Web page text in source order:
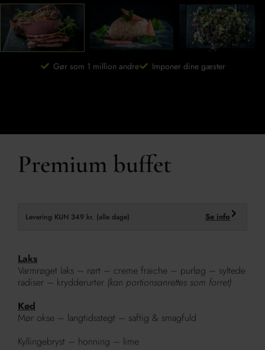
Gør som 1 million andre Imponer dine gæster
Premium buffet
Levering KUN 349 kr. (alle dage) Se info
Laks
Varmrøget laks – rørt – creme fraiche – purløg – syltede
radiser – krydderurter (kan portionsanrettes som forret)
Kød
Mør okse – langtidsstegt – saftig & smagfuld
Kyllingebryst – honning – lime